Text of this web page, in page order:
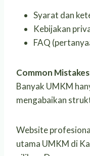
Syarat dan
Kebijakan
FAQ
Common
Banyak UMKM
mengabaikan
Website
utama UMKM di